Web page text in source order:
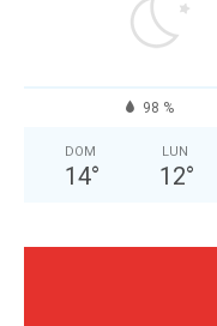
98 %
DOM
14°
LUN
12°